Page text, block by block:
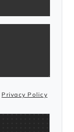
Privacy Policy